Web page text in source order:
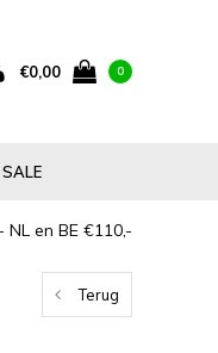
€0,00 0
SALE
en BE €110,-
Terug